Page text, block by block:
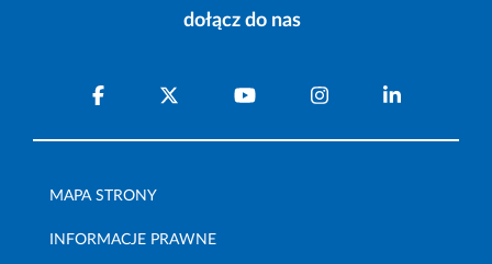
dołącz do nas
MAPA STRONY
INFORMACJE PRAWNE